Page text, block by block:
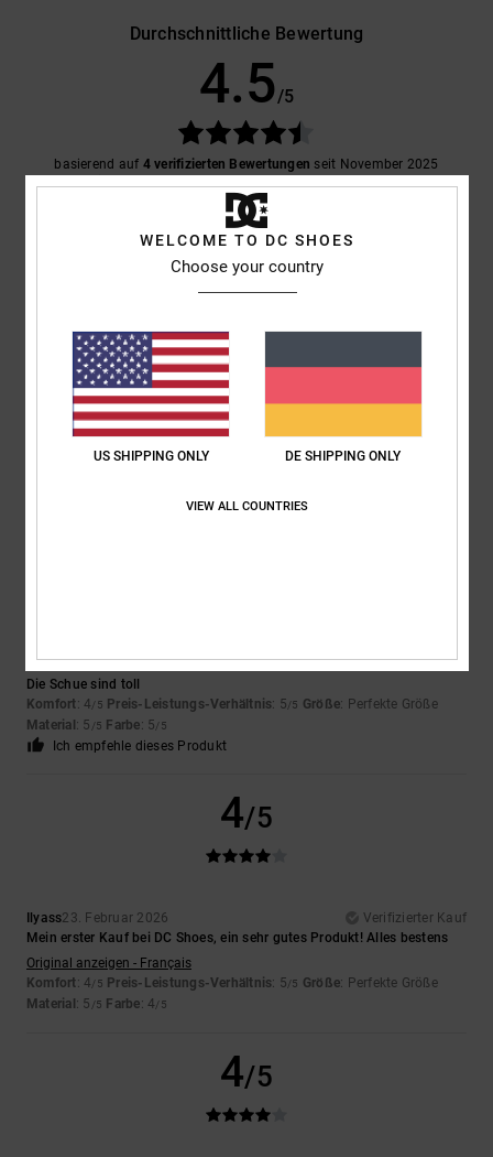
Durchschnittliche Bewertung
4.5/5
basierend auf 4 verifizierten Bewertungen seit November 2025
75% unserer Kunden empfehlen dieses Produkt
Komfort
Preis-Leistungs-Verhältnis
4.8
Größe
Zu klein Zu groß
Material
Adrian9. April 2026
Verifizierter Kauf
Die Schue sind toll
Komfort: 4/5 Preis-Leistungs-Verhältnis: 5/5 Größe: Perfekte Größe
Material : 5 /5 Farbe: 5/5
Ich empfehle dieses Produkt
4/5
Ilyass23. Februar 2026
Verifizierter Kauf
Mein erster Kauf bei DC Shoes, ein sehr gutes Produkt! Alles bestens
Original anzeigen - Français
Komfort: 4/5 Preis-Leistungs-Verhältnis: 5/5 Größe: Perfekte Größe
Material : 5 /5 Farbe: 4/5
4/5
WELCOME TO DC SHOES
Choose your country
US SHIPPING ONLY DE SHIPPING ONLY
VIEW ALL COUNTRIES